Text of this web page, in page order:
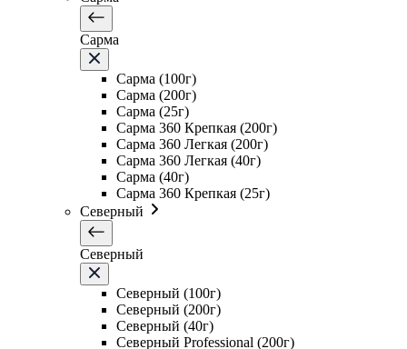
Сарма
Сарма (100г)
Сарма (200г)
Сарма (25г)
Сарма 360 Крепкая (200г)
Сарма 360 Легкая (200г)
Сарма 360 Легкая (40г)
Сарма (40г)
Сарма 360 Крепкая (25г)
Северный
Северный
Северный (100г)
Северный (200г)
Северный (40г)
Северный Professional (200г)